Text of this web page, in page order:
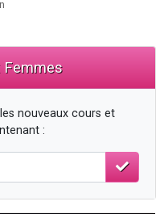
nouveaux cours et
: